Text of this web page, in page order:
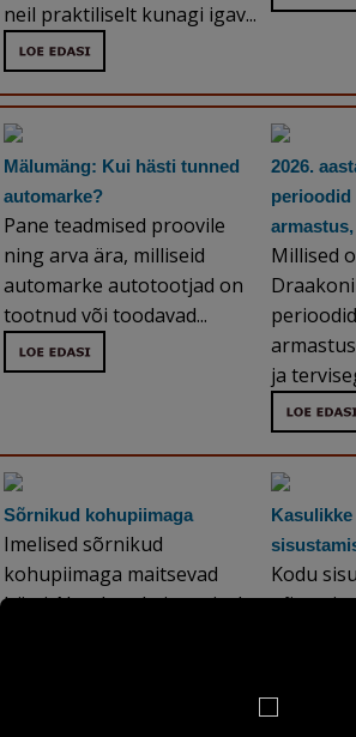
neil praktiliselt kunagi igav...
Mälumäng: Kui hästi tunned
automarke?
Pane teadmised proovile
ning arva ära, milliseid
automarke autotootjad on
tootnud või toodavad...
2026.
perioodid
Millised
ja
Sõrnikud kohupiimaga
Imelised sõrnikud
kohupiimaga maitsevad
hästi. Nende valmistamiseks
suurepäraselt ka peolauale...
Kodu
põnev ja
leida